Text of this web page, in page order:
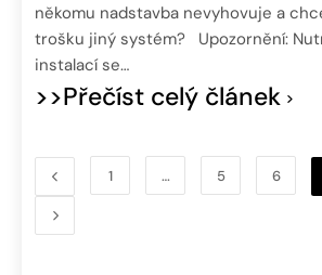
někomu nadstavba nevyhovuje a
trošku jiný systém? Upozornění:
instalací se…
>>Přečíst celý článek
1 … 5 6